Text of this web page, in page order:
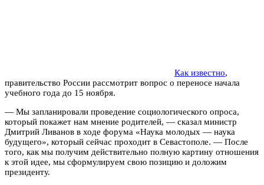
Как известно,
правительство России рассмотрит вопрос о переносе начала
учебного года до 15 ноября.
— Мы запланировали проведение социологического опроса,
который покажет нам мнение родителей, — сказал министр
Дмитрий Ливанов в ходе форума «Наука молодых — наука
будущего», который сейчас проходит в Севастополе. — После
того, как мы получим действительно полную картину отношения
к этой идее, мы сформулируем свою позицию и доложим
президенту.